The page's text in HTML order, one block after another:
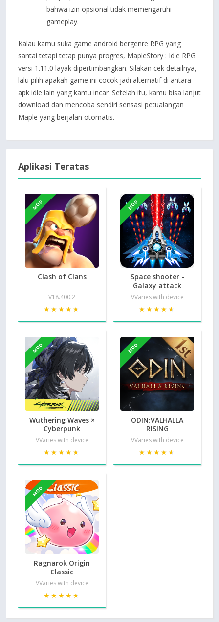
bahwa izin opsional tidak memengaruhi
gameplay.
Kalau kamu suka game android bergenre RPG yang
santai tetapi tetap punya progres, MapleStory : Idle RPG
versi 1.11.0 layak dipertimbangkan. Silakan cek detailnya,
lalu pilih apakah game ini cocok jadi alternatif di antara
apk idle lain yang kamu incar. Setelah itu, kamu bisa lanjut
download dan mencoba sendiri sensasi petualangan
Maple yang berjalan otomatis.
Aplikasi Teratas
MOD
Clash of Clans
V18.400.2
★★★★★
★★★★★
MOD
Space shooter -
Galaxy attack
VVaries with device
★★★★★
★★★★★
MOD
Wuthering Waves ×
Cyberpunk
VVaries with device
★★★★★
★★★★★
MOD
ODIN:VALHALLA
RISING
VVaries with device
★★★★★
★★★★★
MOD
Ragnarok Origin
Classic
VVaries with device
★★★★★
★★★★★